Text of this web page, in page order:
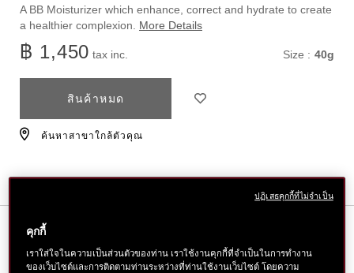
ราย
ละเอียด
https://www.shiseido.co.th/th/shiseido-
men-
vibrant-
bb-
ลำดับ
สินค้า
1011719230
A BB Moisturizer which enhance, correct and hydrate to create
a healthier complexion. More Details
฿ 1,450 tax inc.
แบบ
Size : 40g
การ
สินค้า
ตะกร้า
สินค้าหมด
ค้นหาสาขาใกล้ตัวคุณ
DETAILS
คุกกี้
เราใส่ใจในความเป็นส่วนตัวของท่าน เราใช้งานคุกกี้ที่จำเป็นในการทำงาน
ของเว็บไซต์และการติดตามท่านระหว่างที่ท่านใช้งานเว็บไซต์ โดยความ
ปฏิเสธคุกกี้ที่ไม่จำเป็น